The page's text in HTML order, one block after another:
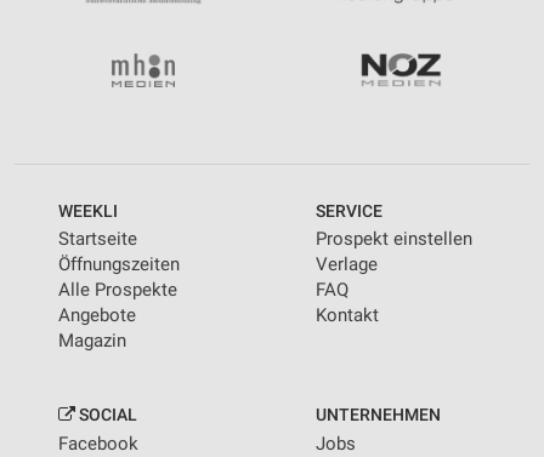
WEEKLI
Startseite
Öffnungszeiten
Alle Prospekte
Angebote
Magazin
SERVICE
Prospekt einstellen
Verlage
FAQ
Kontakt
SOCIAL
Facebook
UNTERNEHMEN
Jobs